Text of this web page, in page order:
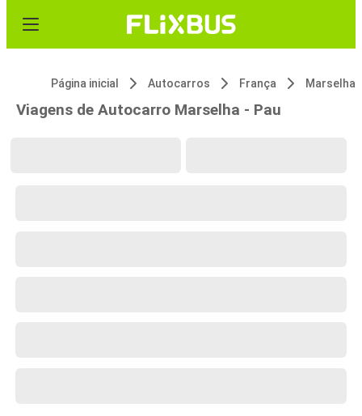
Página inicial Autocarros França Marselha
Viagens de Autocarro Marselha - Pau